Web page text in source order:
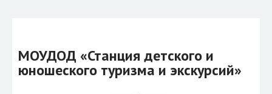
МОУДОД «Станция детского и
юношеского туризма и экскурсий»